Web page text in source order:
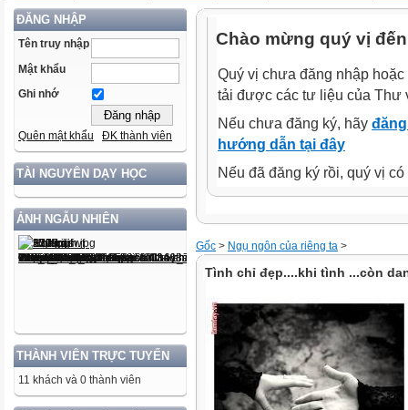
ĐĂNG NHẬP
Tên truy nhập
Mật khẩu
Ghi nhớ
Quên mật khẩu ĐK thành viên
TÀI NGUYÊN DẠY HỌC
ẢNH NGẪU NHIÊN
THÀNH VIÊN TRỰC TUYẾN
11 khách và 0 thành viên
Chào mừng quý vị
Quý vị chưa đăng nhập
tải được các tư liệu của Thư
Nếu chưa đăng ký, hãy
hướng dẫn tại đây
Nếu đã đăng ký rồi, quý vị
Gốc > Ngụ ngôn của riêng ta >
Tình chỉ đẹp....khi tình ...còn